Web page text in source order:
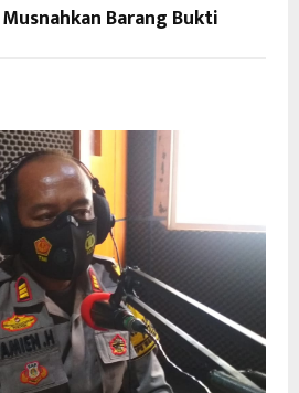
Barang Bukti